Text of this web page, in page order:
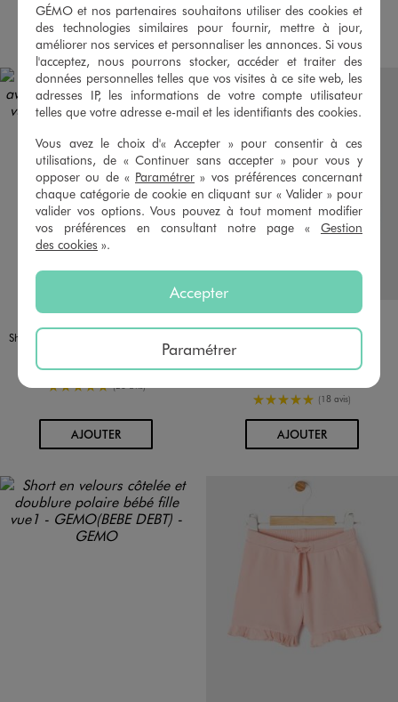
AJOUTERAU PANIER AJOUTERAU PANIER
Disponible en 1 coloris
NOIR
Short à motif pied de poule avec taille ajustable bébé fille
5/5 de moyenne
(26 avis)
AJOUTERAU PANIER
Disponible en 2 coloris
BEIGE CLAIR
ROSE VIF
Short en jean fantaisie bébé fille
-50% sur le 2ème produit d'été
5/5 de moyenne
(18 avis)
AJOUTERAU PANIER
GÉMO et nos partenaires souhaitons utiliser des cookies et
des technologies similaires pour fournir, mettre à jour,
améliorer nos services et personnaliser les annonces. Si vous
l'acceptez, nous pourrons stocker, accéder et traiter des
données personnelles telles que vos visites à ce site web, les
adresses IP, les informations de votre compte utilisateur
telles que votre adresse e-mail et les identifiants des cookies.
Vous avez le choix d'« Accepter » pour consentir à ces
utilisations, de « Continuer sans accepter » pour vous y
opposer ou de « Paramétrer » vos préférences concernant
chaque catégorie de cookie en cliquant sur « Valider » pour
valider vos options. Vous pouvez à tout moment modifier
vos préférences en consultant notre page « Gestion
des cookies ».
Accepter
Paramétrer